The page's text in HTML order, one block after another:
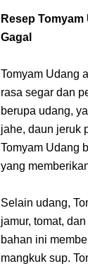
Resep Roti
Arti Bendera
Cara Bayar
7 Fakta
7 Fakta Brook
7 Kapal Pesiar
Arti Bendera
Resep
Gagal
Tomyam Udang
rasa segar dan
berupa udang,
jahe, daun jeruk
Tomyam Udang
yang
Selain udang,
jamur, tomat,
bahan ini
mangkuk sup.